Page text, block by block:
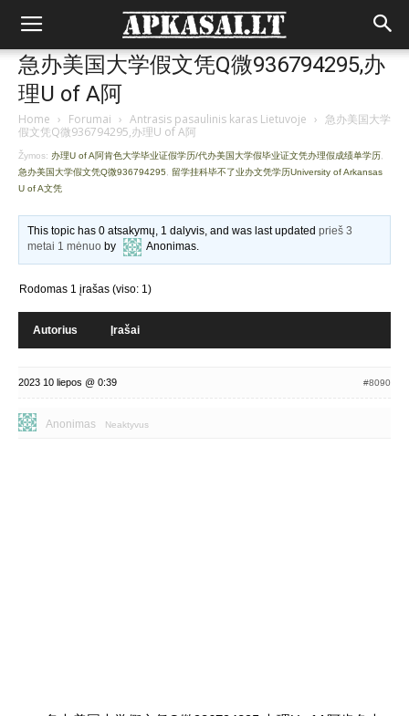
急办美国大学假文凭Q微936794295,办
理U of A阿
Home › Forumai › Antrasis pasaulinis karas Lietuvoje › 急办美国大学
假文凭Q微936794295,办理U of A阿
Žymos: 办理U of A阿肯色大学毕业证假学历/代办美国大学假毕业证文凭办理假成绩单学历
急办美国大学假文凭Q微936794295
留学挂科毕不了业办文凭学历University of Arkansas
U of A文凭
This topic has 0 atsakymų, 1 dalyvis, and was last updatedprieš 3
metai 1 mėnuo by Anonimas.
Rodomas 1 įrašas (viso: 1)
Autorius Įrašai
2023 10 liepos @ 0:39 #8090
Anonimas Neaktyvus